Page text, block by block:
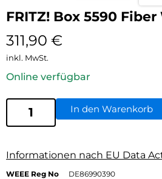
FRITZ! Box 5590
311,90 €
inkl. MwSt.
Online verfügbar
In den Warenkorb
Informationen nach EU Data
WEEE Reg No
DE86990390